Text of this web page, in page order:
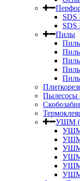
SDS
SDS
Пилы
Пылесосы
УШМ
УШМ
УШМ
УШМ
УШМ
УШМ
УШМ